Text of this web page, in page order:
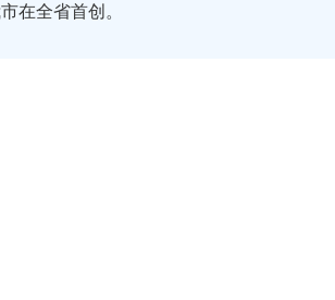
在全省首创。